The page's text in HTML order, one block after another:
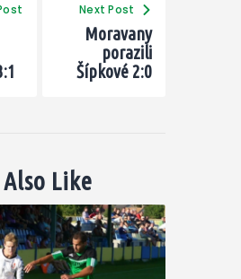
Next Post
Moravany
porazili
Šípkové 2:0
Like